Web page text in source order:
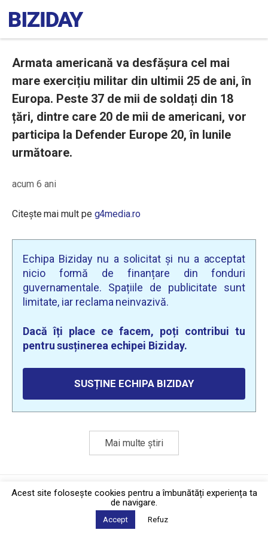
Armata americană va desfășura cel mai
mare exercițiu militar din ultimii 25 de ani, în
Europa. Peste 37 de mii de soldați din 18
țări, dintre care 20 de mii de americani, vor
participa la Defender Europe 20, în lunile
următoare.
acum 6 ani
Citește mai mult pe g4media.ro
Echipa Biziday nu a solicitat și nu a acceptat
nicio formă de finanțare din fonduri
guvernamentale. Spațiile de publicitate sunt
limitate, iar reclama neinvazivă.
Dacă îți place ce facem, poți contribui tu
pentru susținerea echipei Biziday.
SUSȚINE ECHIPA BIZIDAY
Mai multe știri
Politica de confidențialitate·Contact
2026 © Biziday
Acest site foloseşte cookies pentru a îmbunătăți experiența ta
de navigare.
Accept Refuz